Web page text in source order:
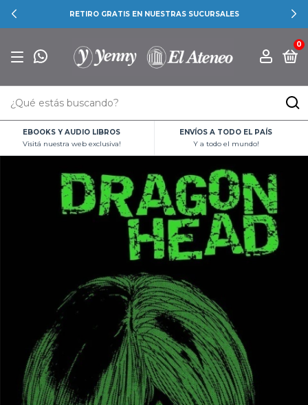
RETIRO GRATIS EN NUESTRAS SUCURSALES
0
EBOOKS Y AUDIO LIBROS
Visitá nuestra web exclusiva!
ENVÍOS A TODO EL PAÍS
Y a todo el mundo!